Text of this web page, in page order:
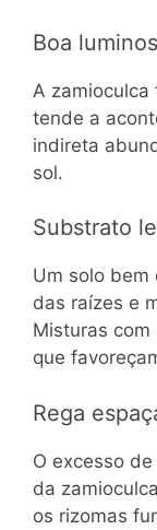
Boa
A zamioculca
tende a
indireta
sol.
Substrato
Um solo
das raízes e
Misturas com
que
Rega
O excesso
da
os rizomas